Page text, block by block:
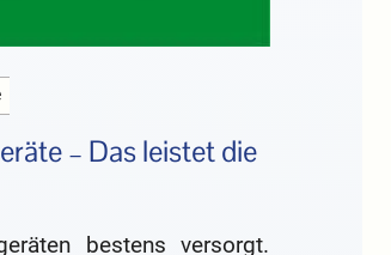
– Das leistet die
bestens versorgt.